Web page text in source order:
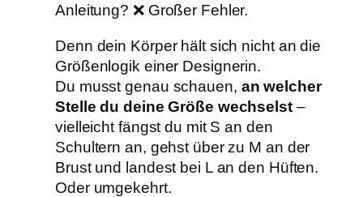
Anleitung? ❌ Großer Fehler.
Denn dein Körper hält sich nicht an die
Größenlogik einer Designerin.
Du musst genau schauen, an welcher
Stelle du deine Größe wechselst–
vielleicht fängst du mit S an den
Schultern an, gehst über zu M an der
Brust und landest bei L an den Hüften.
Oder umgekehrt.